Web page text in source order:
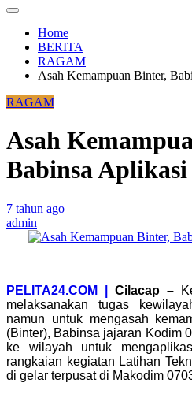
Home
BERITA
RAGAM
Asah Kemampuan Binter,
RAGAM
Asah
Babinsa
7 tahun ago
admin
PELITA24.COM | Cilacap –
melaksanakan tugas
namun untuk mengasah
(Binter), Babinsa jajaran Kodim
ke wilayah untuk
rangkaian kegiatan Latihan
di gelar terpusat di Makodim